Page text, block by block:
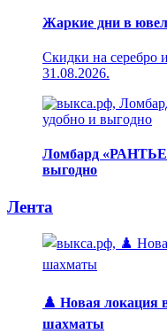
Жаркие дни в
Скидки на серебро
31.08.2026.
Ломбард
выгодно
Лента
♟️ Новая локация
шахматы